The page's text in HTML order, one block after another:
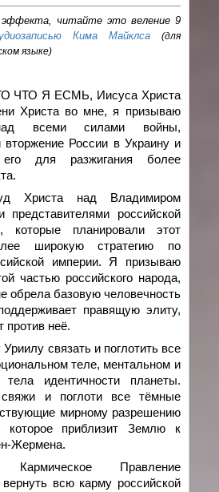
эффекта, читайте это веление 9
Кима Майклса
(для
языке)
ЧТО Я ЕСМЬ, Иисуса Христа
Христа во мне, я призываю
всеми силами войны,
вторжение России в Украину и
его для разжигания более
Христа над Владимиром
российской
которые планировали этот
широкую стратегию по
империи. Я призываю
частью российского народа,
обрела базовую человечность
правящую элиту,
против неё.
связать и поглотить все
теле, ментальном и
идентичности планеты.
и поглоти все тёмные
мирному разрешению
которое приблизит Землю к
Жермена.
Правление
всю карму российской